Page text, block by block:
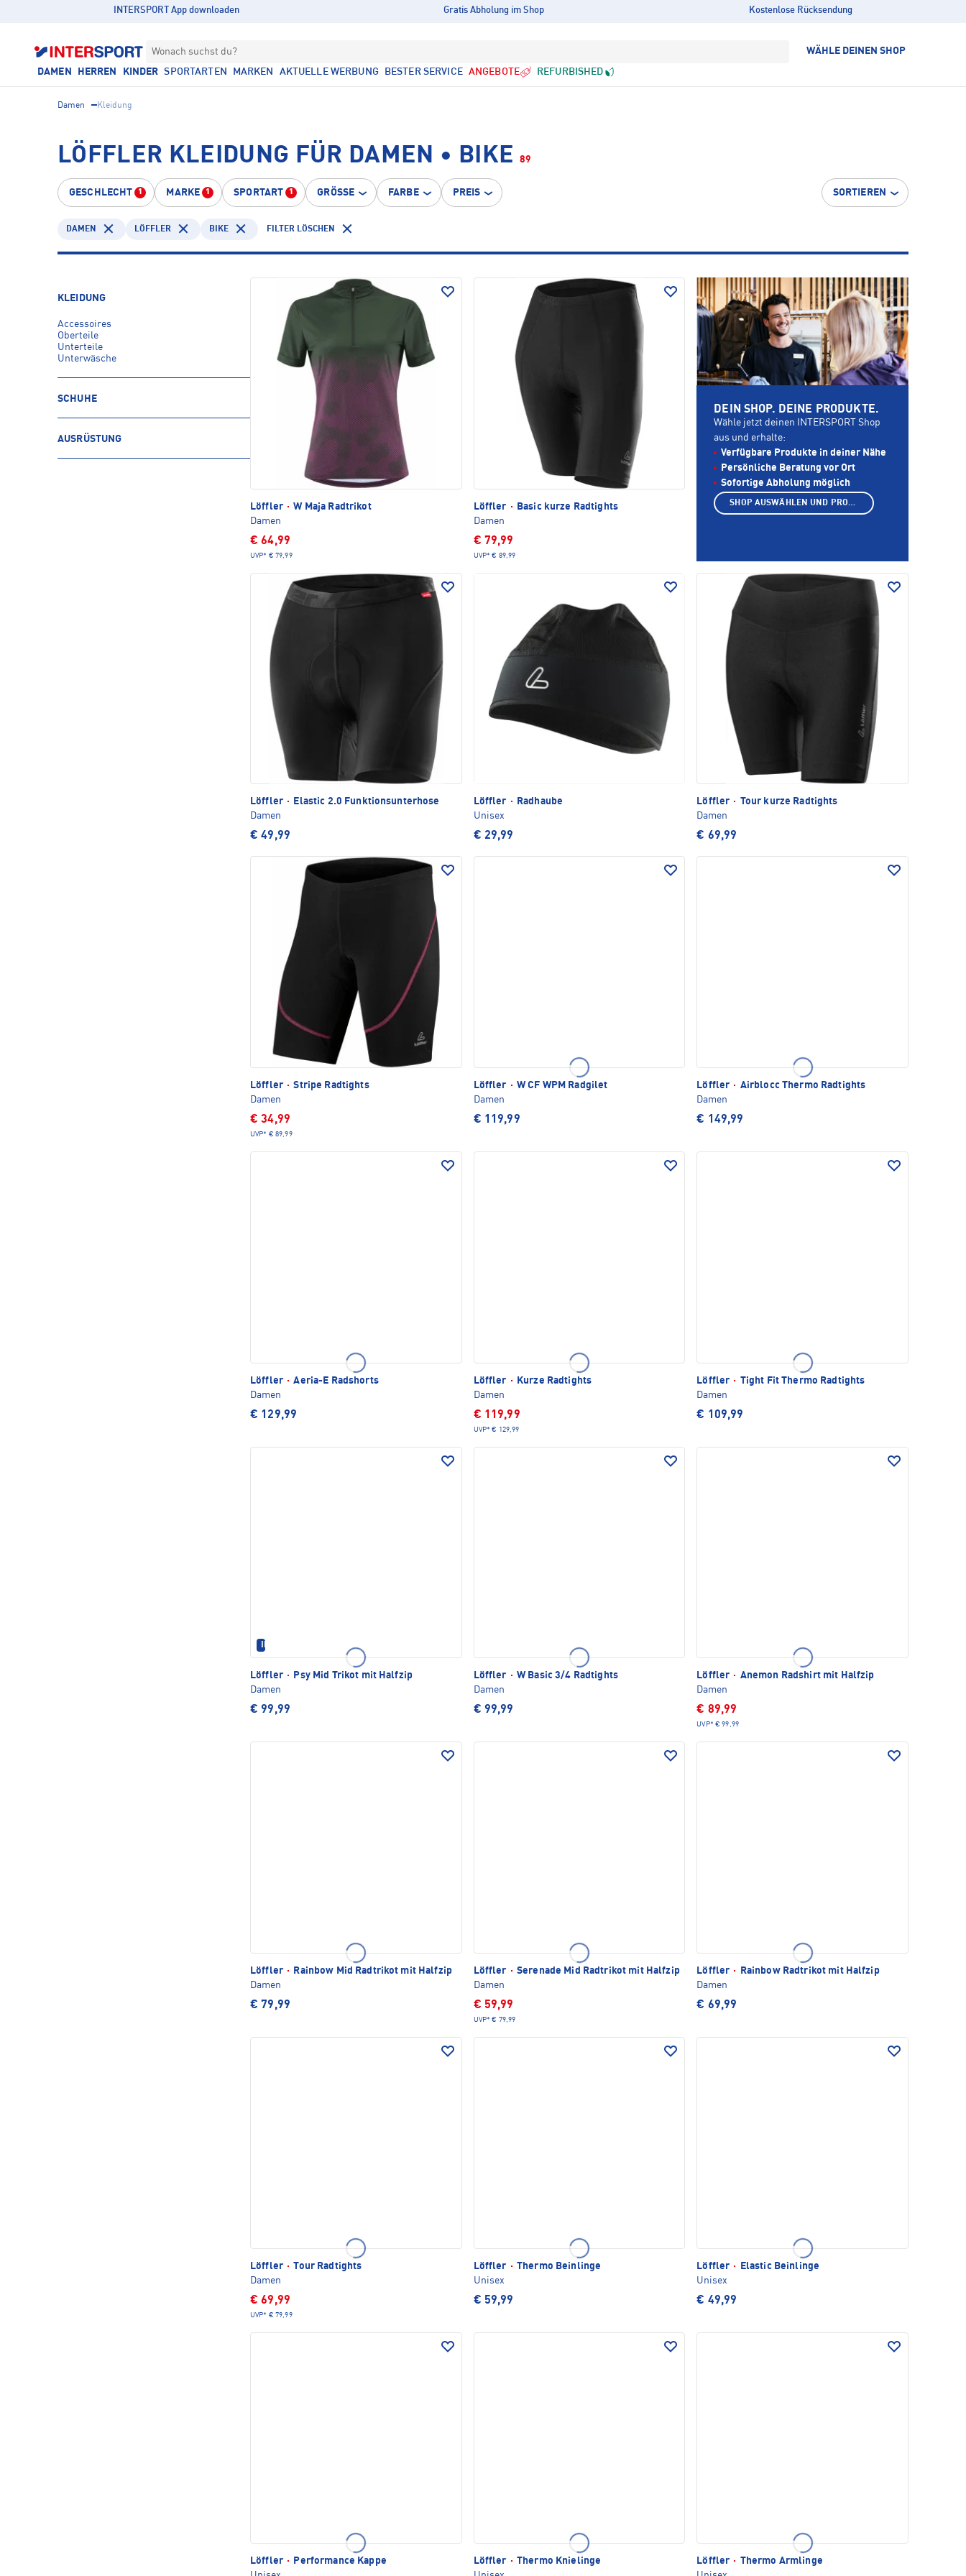
INTERSPORT App downloaden Gratis Abholung im Shop Kostenlose Rücksendung
Wonach suchst du? WÄHLE DEINEN SHOP
DAMEN HERREN KINDER SPORTARTEN MARKEN AKTUELLE WERBUNG BESTER SERVICE ANGEBOTE REFURBISHED
Damen Kleidung
LÖFFLER KLEIDUNG FÜR DAMEN • BIKE 89
GESCHLECHT 1 MARKE 1 SPORTART 1 GRÖSSE FARBE PREIS SORTIEREN
DAMEN LÖFFLER BIKE FILTER LÖSCHEN
KLEIDUNG
Accessoires
Oberteile
Unterteile
Unterwäsche
SCHUHE
AUSRÜSTUNG
Löffler · W Maja Radtrikot
Damen
€ 64,99
UVP* € 79,99
Löffler ·
Basic kurze Radtights
Damen
€ 79,99
UVP* € 89,99
Löffler ·
Elastic 2.0 Funktionsunterhose
Damen
€ 49,99
Löffler ·
Radhaube
Unisex
€ 29,99
Löffler · Tour kurze Radtights
Damen
€ 69,99
Löffler · Stripe Radtights
Damen
€ 34,99
UVP* € 89,99
Löffler · W CF WPM Radgilet
Damen
€ 119,99
Löffler · Airblocc Thermo Radtights
Damen
€ 149,99
Löffler · Aeria-E Radshorts
Damen
€ 129,99
Löffler ·
Kurze Radtights
Damen
€ 119,99
UVP* € 129,99
Löffler · Tight Fit Thermo Radtights
Damen
€ 109,99
Löffler ·
Psy Mid Trikot mit Halfzip
Damen
€ 99,99
Löffler · W Basic 3/4 Radtights
Damen
€ 99,99
Löffler · Anemon Radshirt mit Halfzip
Damen
€ 89,99
UVP* € 99,99
Löffler ·
Rainbow Mid Radtrikot mit Halfzip
Damen
€ 79,99
Löffler · Serenade Mid Radtrikot mit Halfzip
Damen
€ 59,99
UVP* € 79,99
Löffler ·
Rainbow Radtrikot mit Halfzip
Damen
€ 69,99
Löffler · Tour Radtights
Damen
€ 69,99
UVP* € 79,99
Löffler · Thermo Beinlinge
Unisex
€ 59,99
Löffler ·
Elastic Beinlinge
Unisex
€ 49,99
Löffler ·
Performance Kappe
Löffler · Thermo Knielinge
Löffler · Thermo Armlinge
DEIN SHOP. DEINE PRODUKTE.
Wähle jetzt deinen INTERSPORT Shop
aus und erhalte:
Verfügbare Produkte in deiner Nähe
Persönliche Beratung vor Ort
Sofortige Abholung möglich
SHOP AUSWÄHLEN UND PRODUKTE ANZEIGEN